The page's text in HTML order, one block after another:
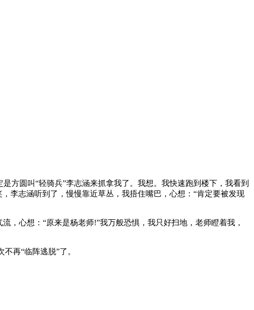
圆叫“轻骑兵”李志涵来抓拿我了。我想。我快速跑到楼下，我看到
李志涵听到了，慢慢靠近草丛，我捂住嘴巴，心想：“肯定要被发现
心想：“原来是杨老师!”我万般恐惧，我只好扫地，老师瞪着我，
再“临阵逃脱”了。